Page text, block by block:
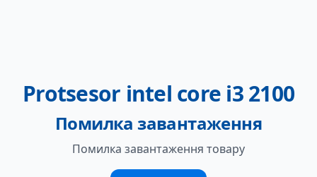
Protsesor intel core i3 2100
Помилка завантаження
Помилка завантаження товару